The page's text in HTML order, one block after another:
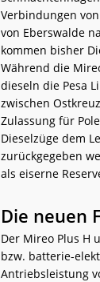
Verbindungen
von Eberswalde
kommen bisher
Während die
dieseln die Pesa
zwischen
Zulassung für
Dieselzüge dem
zurückgegeben
als eiserne
Die neuen
Der Mireo Plus H
bzw. batterie-
Antriebsleistung